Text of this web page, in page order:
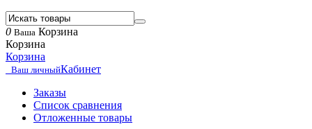
0 Ваша Корзина
Корзина
Корзина
Ваш личныйКабинет
Заказы
Список сравнения
Отложенные товары